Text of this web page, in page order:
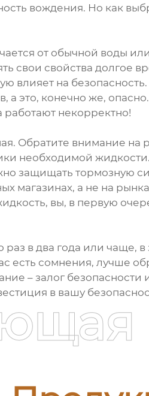
вождения. Но как
от обычной воды
свойства долгое
влияет на
это, конечно же,
работают некорректно!
Обратите внимание
необходимой
защищать тормозную
магазинах, а не на
вы, в первую
в два года или чаще,
сомнения, лучше
– залог
в вашу